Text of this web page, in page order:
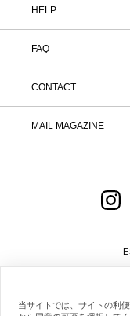
HELP
FAQ
CONTACT
MAIL MAGAZINE
当サイトでは、サイトの利